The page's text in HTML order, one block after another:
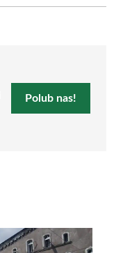
Polub nas!